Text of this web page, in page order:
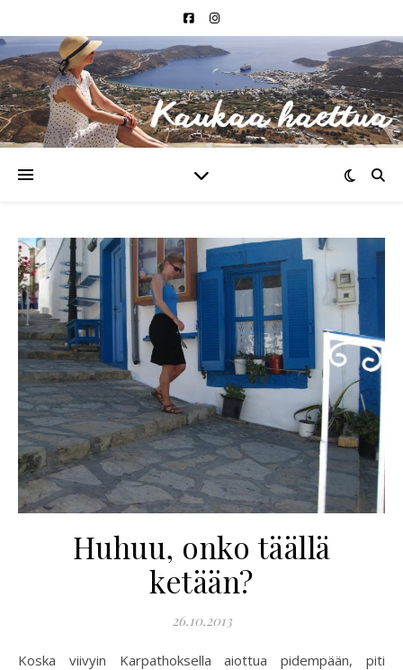
Huhuu, onko täällä
ketään?
26.10.2013
Koska viivyin Karpathoksella aiottua pidempään, piti